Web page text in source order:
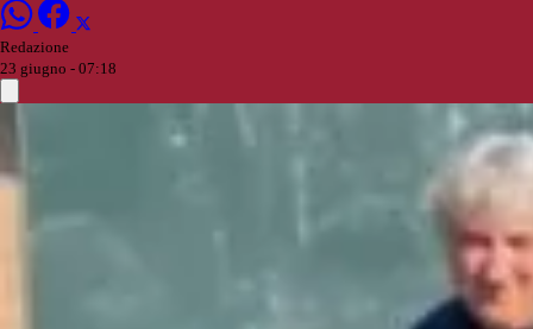
Redazione
23 giugno - 07:18